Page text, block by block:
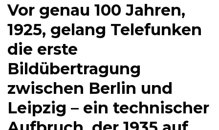
Vor genau 100 Jahren,
1925, gelang Telefunken
die erste
Bildübertragung
zwischen Berlin und
Leipzig – ein technischer